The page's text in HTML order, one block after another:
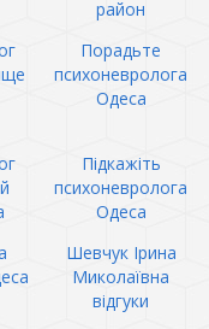
район
Порадьте
психоневролога
Одеса
Підкажіть
психоневролога
Одеса
Шевчук Ірина
Миколаївна
відгуки